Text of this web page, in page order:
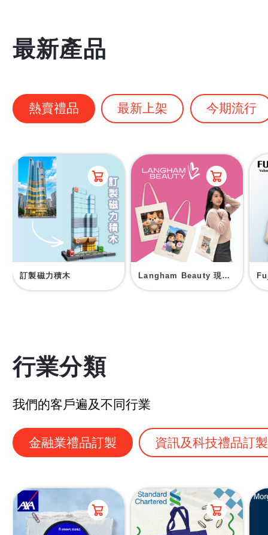
最新產品
熱賣禮品 最新上架 今期流行
訂製磁力積木 Langham Beauty 現場印刷帆布袋
行業分類
我們的客戶遍及不同行業
金融業禮品訂製 資訊及科技禮品訂製